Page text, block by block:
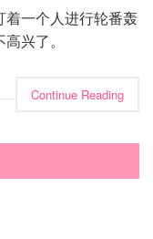
一个人进行轮番轰
兴了。
Continue Reading